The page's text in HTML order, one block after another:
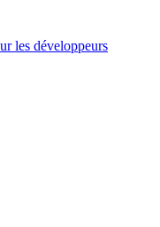
les développeurs